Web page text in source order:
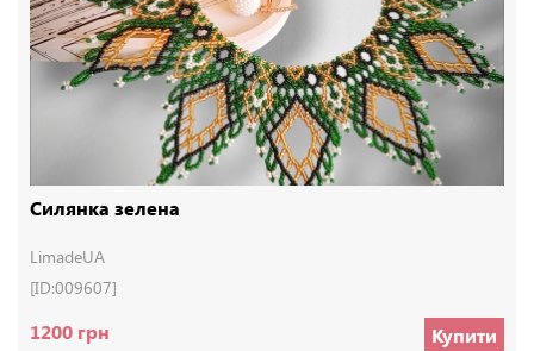
Силянка зелена
LimadeUA
[ID:009607]
1200 грн Купити